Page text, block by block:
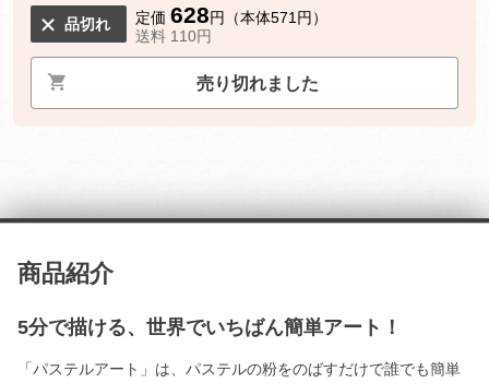
品切れ 定価 628円（本体571円）
送料 110円
売り切れました
商品紹介
5分で描ける、世界でいちばん簡単アート！
「パステルアート」は、パステルの粉をのばすだけで誰でも簡単